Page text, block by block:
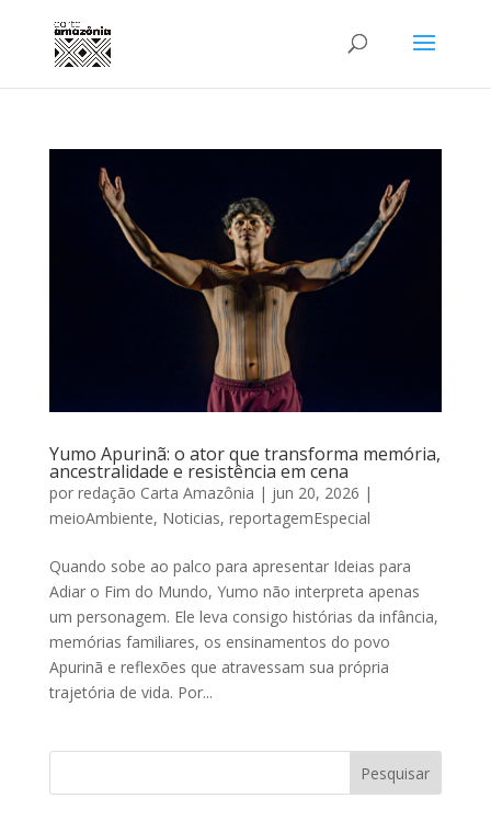
Yumo Apurinã: o ator que transforma memória,
ancestralidade e resistência em cena
por redação Carta Amazônia | jun 20, 2026 |
meioAmbiente, Noticias, reportagemEspecial
Quando sobe ao palco para apresentar Ideias para
Adiar o Fim do Mundo, Yumo não interpreta apenas
um personagem. Ele leva consigo histórias da infância,
memórias familiares, os ensinamentos do povo
Apurinã e reflexões que atravessam sua própria
trajetória de vida. Por...
Pesquisar